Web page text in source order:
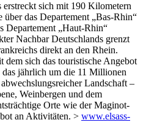
sich mit 190 Kilometern
das Departement „Bas-Rhin“
Departement „Haut-Rhin“
Nachbar Deutschlands grenzt
direkt an den Rhein.
dem sich das touristische Angebot
das jährlich um die 11 Millionen
Landschaft –
Weinbergen und dem
Orte wie der Maginot-
an Aktivitäten. > www.elsass-